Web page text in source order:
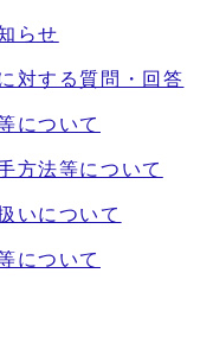
らせ
対する質問・回答
について
方法等について
いについて
について